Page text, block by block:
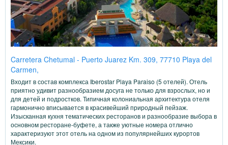
Carretera Chetumal - Puerto Juarez Km. 309, 77710 Playa del
Carmen,
Входит в состав комплекса Iberostar Playa Paraiso (5 отелей). Отель
приятно удивит разнообразием досуга не только для взрослых, но и
для детей и подростков. Типичная колониальная архитектура отеля
гармонично вписывается в красивейший природный пейзаж.
Изысканная кухня тематических ресторанов и разнообразие выбора в
основном ресторане-буфете, а также уютные номера отлично
характеризуют этот отель на одном из популярнейших курортов
Мексики.